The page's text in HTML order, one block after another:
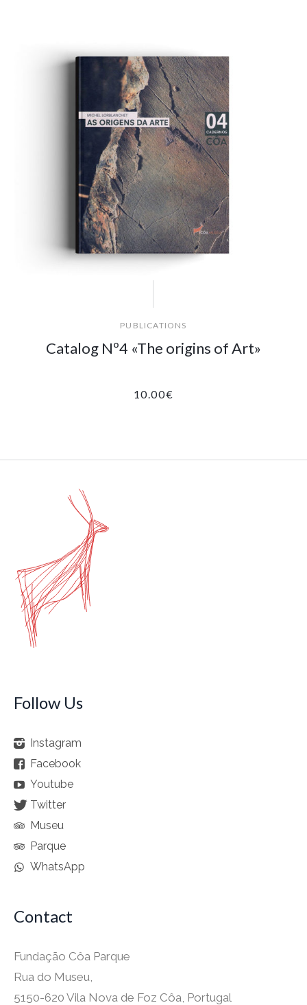
PUBLICATIONS
Catalog Nº4 «The origins of Art»
10.00€
Follow Us
Instagram
Facebook
Youtube
Twitter
Museu
Parque
WhatsApp
Contact
Fundação Côa Parque
Rua do Museu,
5150-620 Vila Nova de Foz Côa, Portugal